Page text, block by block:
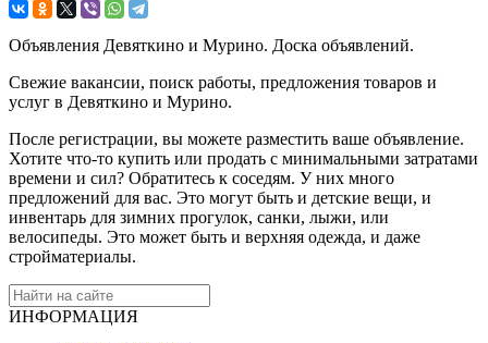
Объявления Девяткино и Мурино. Доска объявлений.
Свежие вакансии, поиск работы, предложения товаров и
услуг в Девяткино и Мурино.
После регистрации, вы можете разместить ваше объявление.
Хотите что-то купить или продать с минимальными затратами
времени и сил? Обратитесь к соседям. У них много
предложений для вас. Это могут быть и детские вещи, и
инвентарь для зимних прогулок, санки, лыжи, или
велосипеды. Это может быть и верхняя одежда, и даже
стройматериалы.
ИНФОРМАЦИЯ